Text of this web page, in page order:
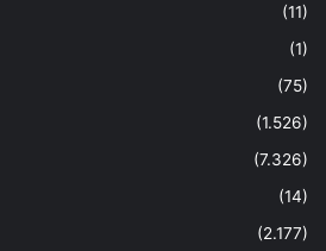
(11)
(1)
(75)
(1.526)
(7.326)
(14)
(2.177)